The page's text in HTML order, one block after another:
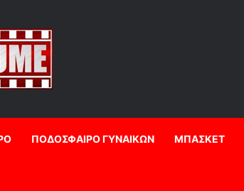
ΠΟΔΟΣΦΑΙΡΟ ΓΥΝΑΙΚΩΝ ΜΠΑΣΚΕΤ